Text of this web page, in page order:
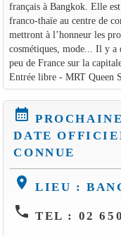
français à Bangkok. Elle
franco-thaïe au centre de
mettront à l’honneur les
cosmétiques, mode... Il y a
peu de France sur la
Entrée libre - MRT Queen
calendar_month
DATE
CONNUE
location_on LIEU :
phone TEL : 02